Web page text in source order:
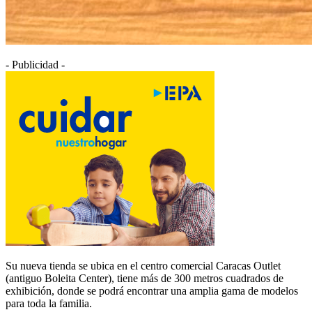
- Publicidad -
Su nueva tienda se ubica en el centro comercial Caracas Outlet
(antiguo Boleita Center), tiene más de 300 metros cuadrados de
exhibición, donde se podrá encontrar una amplia gama de modelos
para toda la familia.